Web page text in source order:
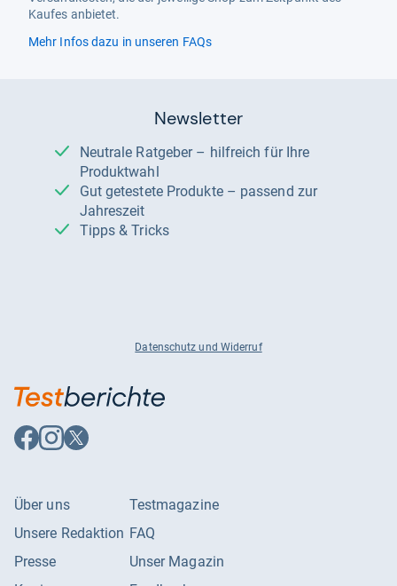
Kaufes anbietet.
Mehr Infos dazu in unseren FAQs
Newsletter
Neutrale Ratgeber – hilfreich für Ihre
Produktwahl
Gut getestete Produkte – passend zur
Jahreszeit
Tipps & Tricks
Datenschutz und Widerruf
Auf
Facebook
Auf
Instagram
Auf
X
Über uns
Unsere Redaktion
Presse
Testmagazine
FAQ
Unser Magazin